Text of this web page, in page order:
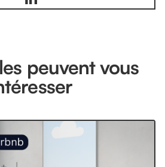
peuvent vous